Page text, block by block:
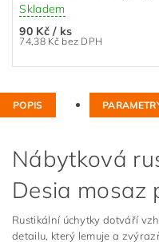
Skladem
90 Kč/ ks
74,38 Kč bez DPH
POPIS
Nábytková
Desia mosaz
Rustikální úchytky dotváří
detailu, který lemuje a